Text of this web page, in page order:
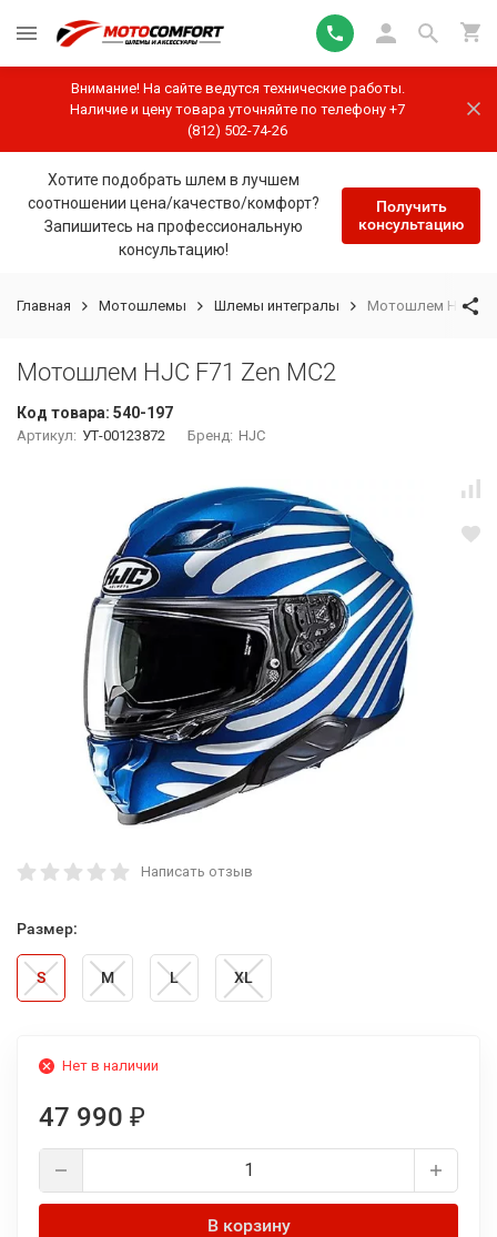
Внимание! На сайте ведутся технические работы.
Наличие и цену товара уточняйте по телефону +7
(812) 502-74-26
Хотите подобрать шлем в лучшем
соотношении цена/качество/комфорт?
Запишитесь на профессиональную
консультацию!
Получить
консультацию
Главная Мотошлемы Шлемы интегралы Мотошлем HJC
Мотошлем HJC F71 Zen MC2
Код товара: 540-197
Артикул: УТ-00123872 Бренд: HJC
Написать отзыв
Размер:
S M L XL
Нет в наличии
47 990 ₽
В корзину